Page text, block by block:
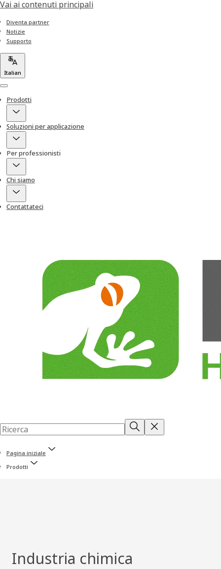
Vai ai contenuti principali
Diventa partner
Notizie
Supporto
Italian
Menu
Prodotti
Soluzioni per applicazione
Per professionisti
Chi siamo
Contattateci
Pagina iniziale
Prodotti
Industria chimica